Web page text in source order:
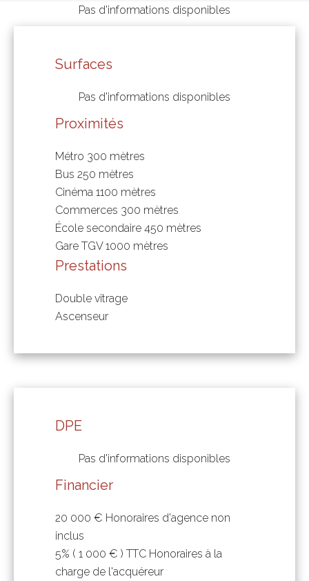
Pas d'informations disponibles
Surfaces
Pas d'informations disponibles
Proximités
Métro 300 mètres
Bus 250 mètres
Cinéma 1100 mètres
Commerces 300 mètres
École secondaire 450 mètres
Gare TGV1000 mètres
Prestations
Double vitrage
Ascenseur
DPE
Pas d'informations disponibles
Financier
20 000 € Honoraires d'agence non
inclus
5% ( 1 000 € ) TTC Honoraires à la
charge de l'acquéreur